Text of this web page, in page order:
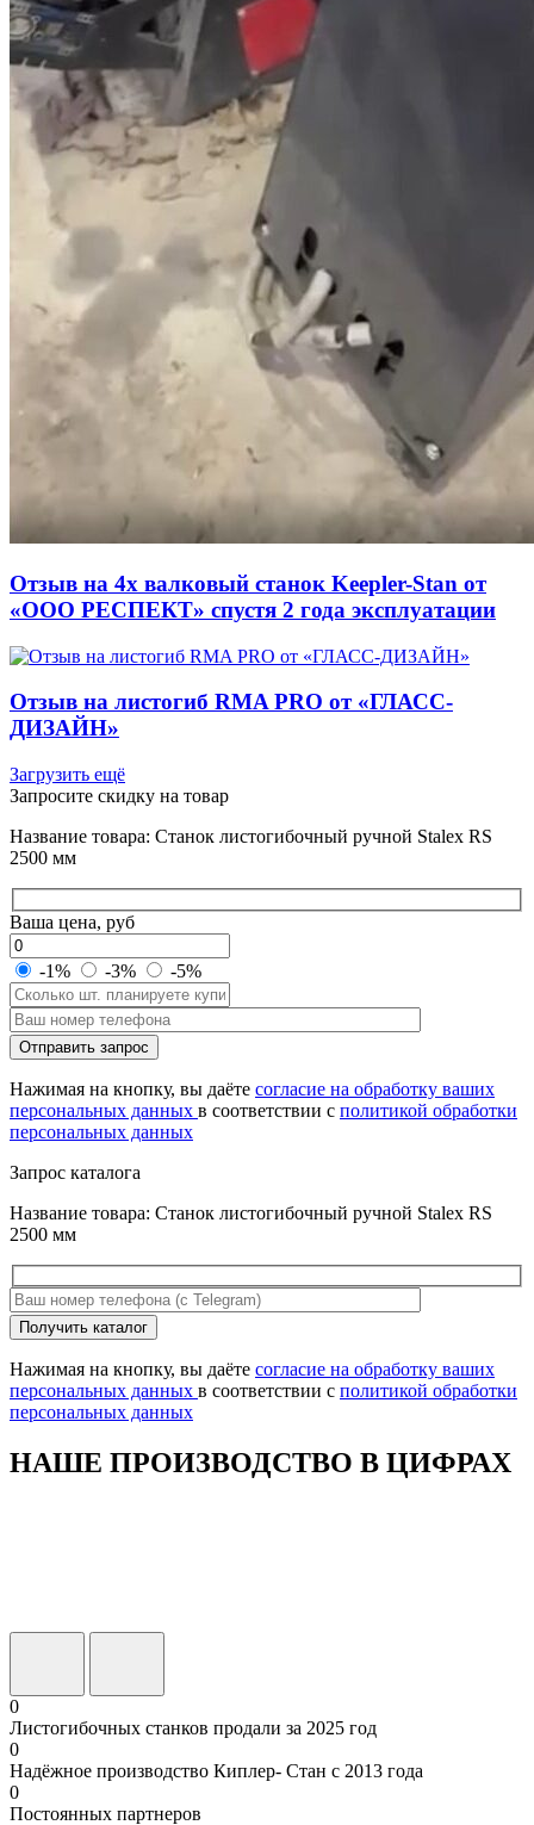
Отзыв на 4х валковый станок Keepler-Stan от
«ООО РЕСПЕКТ» спустя 2 года эксплуатации
Отзыв на листогиб RMA PRO от «ГЛАСС-
ДИЗАЙН»
Загрузить ещё
Запросите скидку на товар
Название товара: Станок листогибочный ручной Stalex RS
2500 мм
Ваша цена, руб
-1% -3% -5%
Оставьте
это
поле
пустым.
Отправить запрос
Нажимая на кнопку, вы даёте согласие на обработку ваших
персональных данных в соответствии с политикой обработки
персональных данных
Запрос каталога
Название товара: Станок листогибочный ручной Stalex RS
2500 мм
Оставьте
это
поле
пустым.
Получить каталог
Нажимая на кнопку, вы даёте согласие на обработку ваших
персональных данных в соответствии с политикой обработки
персональных данных
НАШЕ ПРОИЗВОДСТВО В ЦИФРАХ
0
Листогибочных станков продали за 2025 год
0
Надёжное производство Киплер- Стан с 2013 года
0
Постоянных партнеров